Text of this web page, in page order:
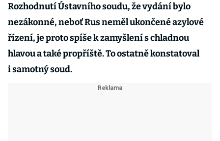
Rozhodnutí Ústavního soudu, že vydání bylo
nezákonné, neboť Rus neměl ukončené azylové
řízení, je proto spíše k zamyšlení s chladnou
hlavou a také propříště. To ostatně konstatoval
i samotný soud.